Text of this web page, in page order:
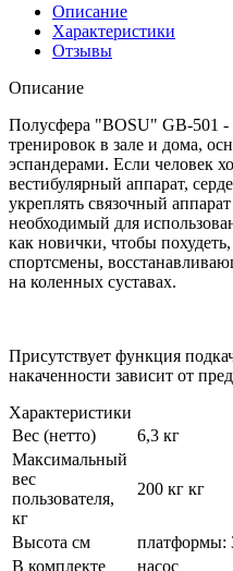
Описание
Характеристики
Отзывы
Описание
Полусфера "BOSU" GB-501 -
тренировок в зале и дома,
эспандерами. Если человек
вестибулярный аппарат,
укреплять связочный
необходимый для
как новички, чтобы
спортсмены,
на коленных суставах.
Присутствует функция
накаченности зависит от
Характеристики
Вес (нетто)
6,3 кг
Максимальный
вес
пользователя,
кг
200 кг кг
Высота см
платформы:
В комплекте
насос